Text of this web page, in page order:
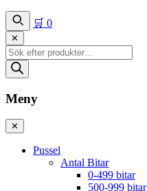
🛒 0
✕
Produktsökning
Meny
✕
Pussel
Antal Bitar
0-499 bitar
500-999 bitar